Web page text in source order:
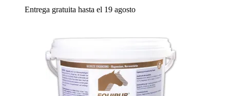
Entrega gratuita hasta el 19 agosto